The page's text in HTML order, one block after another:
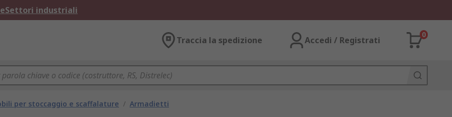
Settori industriali
Traccia la spedizione Accedi / Registrati
0
per stoccaggio e scaffalature / Armadietti